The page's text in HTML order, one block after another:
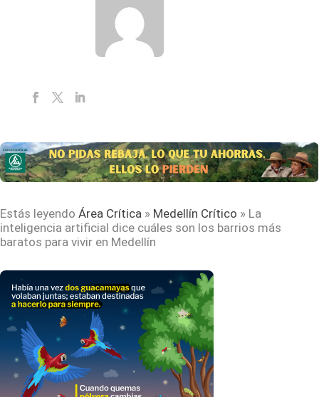
Estás leyendo Área Crítica » Medellín Crítico » La
inteligencia artificial dice cuáles son los barrios más
baratos para vivir en Medellín